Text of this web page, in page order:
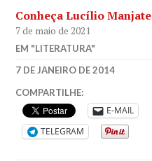
Conheça Lucílio Manjate
7 de maio de 2021
EM "LITERATURA"
SARAH
7 DE JANEIRO DE 2014
A
CIDADE
DO
SOL,
COMPARTILHE:
E-MAIL
TELEGRAM